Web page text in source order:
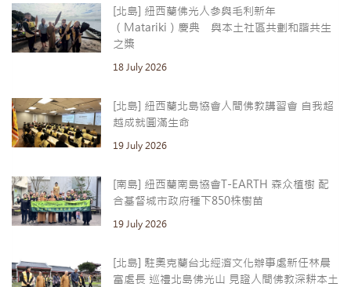
[北島] 紐西蘭佛光人參與毛利新年
（Matariki）慶典 與本土社區共劃和諧共生
之槳
18 July 2026
[北島] 紐西蘭北島協會人間佛教講習會 自我超
越成就圓滿生命
19 July 2026
[南島] 紐西蘭南島協會T-EARTH 森众植樹 配
合基督城市政府種下850株樹苗
19 July 2026
[北島] 駐奧克蘭台北經濟文化辦事處新任林晨
富處長 巡禮北島佛光山 見證人間佛教深耕本土